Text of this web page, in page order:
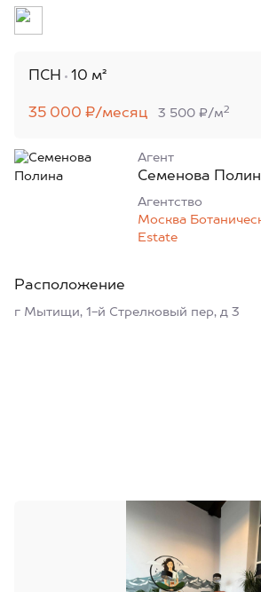
ПСН 10 м²
35 000 ₽/месяц 3 500 ₽/м 2
Агент
Семенова
Агентcтво
Москва
Estate
Расположение
г Мытищи, 1-й Стрелковый пер, д 3